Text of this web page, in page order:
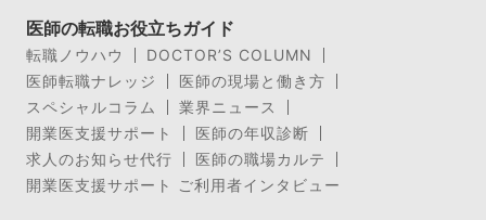
医師の転職お役立ちガイド
転職ノウハウ
DOCTOR’S COLUMN
医師転職ナレッジ
医師の現場と働き方
スペシャルコラム
業界ニュース
開業医支援サポート
医師の年収診断
求人のお知らせ代行
医師の職場カルテ
開業医支援サポート ご利用者インタビュー